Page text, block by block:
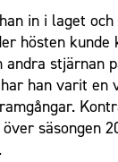
Event
rasismer
in i laget
hösten
andra stjärnan
han varit en
säsongen